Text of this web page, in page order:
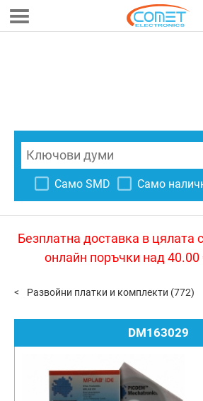
Само SMD Само
Безплатна доставка в цялата
онлайн поръчки над
Развойни платки и комплекти (772)
DM163029